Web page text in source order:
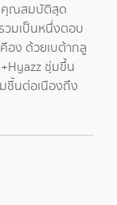
คุณสมบัติสุด
วมเป็นหนึ่งตอบ
อง ด้วยเบต้ากลู
ชุ่มขึ้น
ชื้นต่อเนืองถึง